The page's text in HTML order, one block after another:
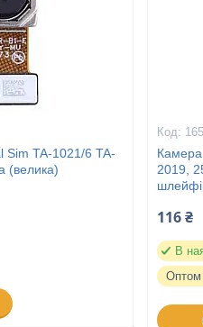
Sim TA-1021/6 TA-
(велика)
2019,
шлейфі
116 ₴
В
Оптом